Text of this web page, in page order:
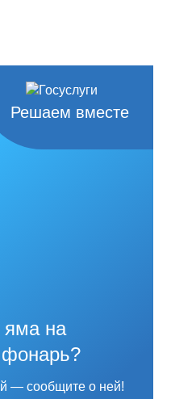
Решаем вместе
яма на
фонарь?
— сообщите о ней!